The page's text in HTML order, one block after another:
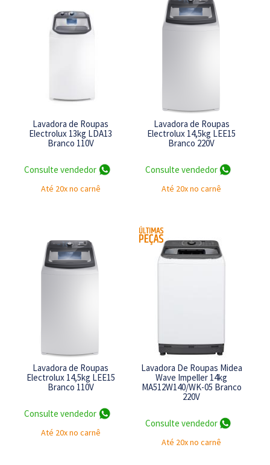
Lavadora de Roupas
Electrolux 13kg LDA13
Branco 110V
Consulte vendedor
Até 20x no carnê
Lavadora de Roupas
Electrolux 14,5kg LEE15
Branco 220V
Consulte vendedor
Até 20x no carnê
Lavadora de Roupas
Electrolux 14,5kg LEE15
Branco 110V
Consulte vendedor
Até 20x no carnê
Lavadora De Roupas Midea
Wave Impeller 14kg
MA512W140/WK-05 Branco
220V
Consulte vendedor
Até 20x no carnê